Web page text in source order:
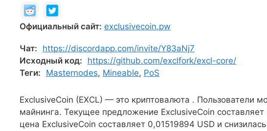
Официальный сайт: exclusivecoin.pw
Чат:
https://discordapp.com/invite/Y83aNj7
Исходный код:
https://github.com/exclfork/excl-core/
Теги:
Masternodes, Mineable, PoS
ExclusiveCoin (EXCL) — это криптовалюта . Пользователи
майнинга. Текущее предложение ExclusiveCoin
цена ExclusiveCoin составляет 0,01519894 USD и